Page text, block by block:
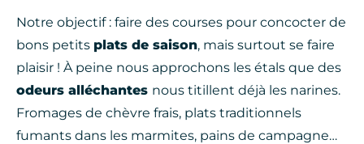
Notre objectif : faire des courses pour concocter de
bons petits plats de saison, mais surtout se faire
plaisir ! À peine nous approchons les étals que des
odeurs alléchantes nous titillent déjà les narines.
Fromages de chèvre frais, plats traditionnels
fumants dans les marmites, pains de campagne…